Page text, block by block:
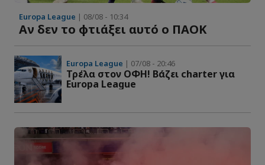
Uros Paunovic
Επιθετικός
36 Damjan Djokanovic
Επιθετικός
30
71 Bogdan Bogdanovic
Europa League | 08/08 - 10:34
Αν δεν το φτιάξει αυτό ο ΠΑΟΚ
Europa League | 07/08 - 20:46
Τρέλα στον ΟΦΗ! Βάζει charter για
Europa League